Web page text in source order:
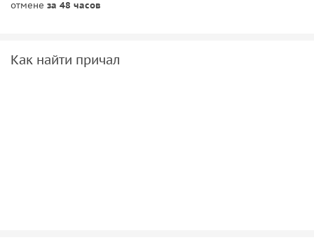
отмене за 48 часов
Как найти причал